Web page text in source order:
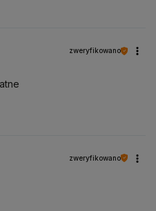
zweryfikowano
zweryfikowano